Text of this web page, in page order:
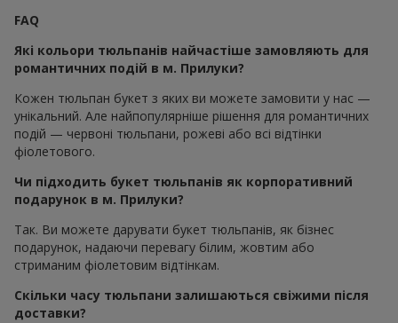
FAQ
Які кольори тюльпанів найчастіше замовляють для
романтичних подій в м. Прилуки?
Кожен тюльпан букет з яких ви можете замовити у нас —
унікальний. Але найпопулярніше рішення для романтичних
подій — червоні тюльпани, рожеві або всі відтінки
фіолетового.
Чи підходить букет тюльпанів як корпоративний
подарунок в м. Прилуки?
Так. Ви можете дарувати букет тюльпанів, як бізнес
подарунок, надаючи перевагу білим, жовтим або
стриманим фіолетовим відтінкам.
Скільки часу тюльпани залишаються свіжими після
доставки?